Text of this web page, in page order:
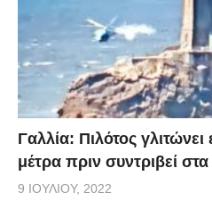
Γαλλία: Πιλότος
μέτρα πριν συντριβεί
9 ΙΟΥΛΊΟΥ, 2022